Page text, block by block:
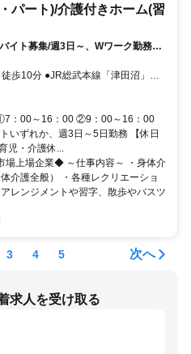
パート)/介護付きホーム(習
イト募集/週3日～、Wワーク勤務
20分 「日大実籾」バス
：00～16：00 ②9：00～16：00
ずれか、週3日～5日勤務 【休日
児・介護休...
場上場企業◆ ～仕事内容～ ・身体介
介護全般） ・各種レクリエーショ
レンジメントや習字、散歩やバスツ
3 4 5 次へ
求人を受け取る